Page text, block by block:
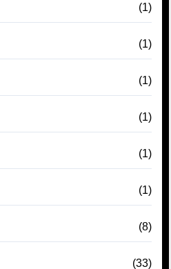
(1)
(1)
(1)
(1)
(1)
(1)
(8)
(33)